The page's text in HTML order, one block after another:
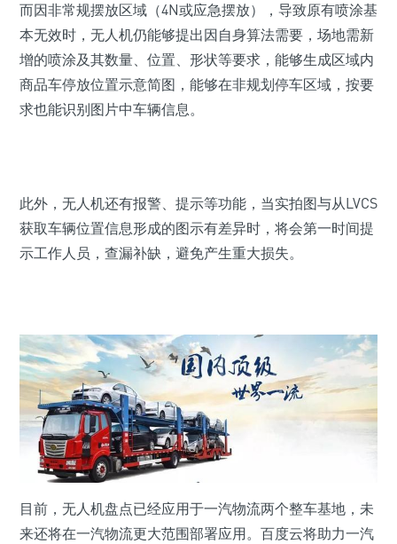
而因非常规摆放区域（4N或应急摆放），导致原有喷涂基
本无效时，无人机仍能够提出因自身算法需要，场地需新
增的喷涂及其数量、位置、形状等要求，能够生成区域内
商品车停放位置示意简图，能够在非规划停车区域，按要
求也能识别图片中车辆信息。
此外，无人机还有报警、提示等功能，当实拍图与从LVCS
获取车辆位置信息形成的图示有差异时，将会第一时间提
示工作人员，查漏补缺，避免产生重大损失。
目前，无人机盘点已经应用于一汽物流两个整车基地，未
来还将在一汽物流更大范围部署应用。百度云将助力一汽